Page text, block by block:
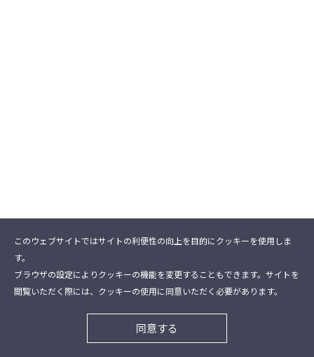
このウェブサイトではサイトの利便性の向上を目的にクッキーを使用しま
す。
ブラウザの設定によりクッキーの機能を変更することもできます。サイトを
閲覧いただく際には、クッキーの使用に同意いただく必要があります。
同意する